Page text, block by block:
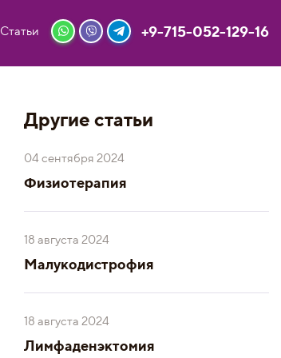
Статьи +9-715-052-129-16
Другие статьи
04 сентября 2024
Физиотерапия
18 августа 2024
Малукодистрофия
18 августа 2024
Лимфаденэктомия